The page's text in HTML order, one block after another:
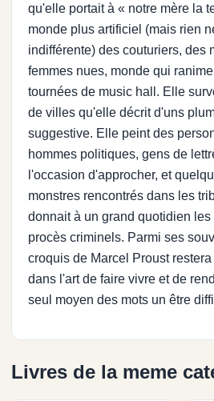
qu'elle portait à « notre mère la
monde plus artificiel (mais rien
indifférente) des couturiers, des
femmes nues, monde qui
tournées de music hall. Elle
de villes qu'elle décrit d'uns
suggestive. Elle peint des
hommes politiques, gens de
l'occasion d'approcher, et
monstres rencontrés dans les
donnait à un grand quotidien
procès criminels. Parmi ses
croquis de Marcel Proust
dans l'art de faire vivre et de
seul moyen des mots un être
Livres de la meme